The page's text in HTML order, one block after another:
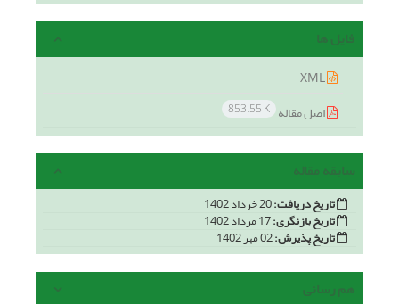
فایل ها
اصل مقاله 853.55 K
سابقه مقاله
تاریخ دریافت:
تاریخ بازنگری:
تاریخ پذیرش:
هم رسانی